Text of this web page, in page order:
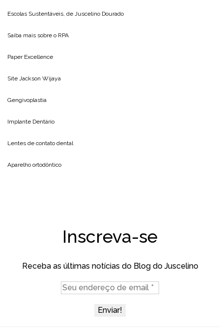
Escolas Sustentáveis, de Juscelino Dourado
Saiba mais sobre o RPA
Paper Excellence
Site Jackson Wijaya
Gengivoplastia
Implante Dentário
Lentes de contato dental
Aparelho ortodôntico
Inscreva-se
Receba as últimas notícias do Blog do Juscelino